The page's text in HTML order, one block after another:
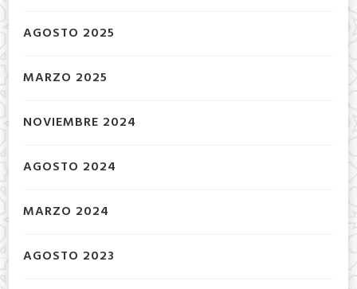
AGOSTO 2025
MARZO 2025
NOVIEMBRE 2024
AGOSTO 2024
MARZO 2024
AGOSTO 2023